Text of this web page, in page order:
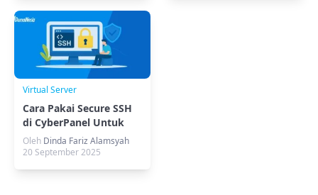
Virtual Server
Cara Pakai Secure SSH
di CyberPanel Untuk
Akses SSH Aman
Oleh Dinda Fariz Alamsyah
20 September 2025